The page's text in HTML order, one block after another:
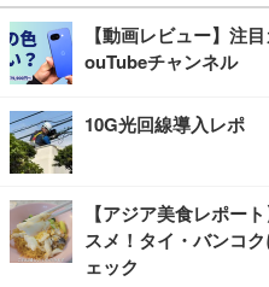
【動画レビュー】注
ouTubeチャンネル
10G光回線導入レポ
【アジア美食レポー
スメ！タイ・バンコ
ェック